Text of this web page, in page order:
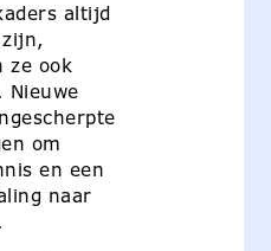
altijd
ze ook
Nieuwe
om
en een
naar